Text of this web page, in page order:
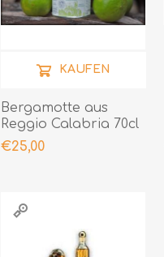
Bergamotte aus
Reggio Calabria 70cl
€25,00
KAUFEN